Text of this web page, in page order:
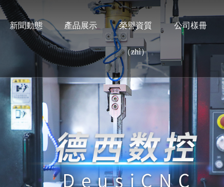
新聞動態 產品展示 榮譽資質
（zhì）
公司樣冊